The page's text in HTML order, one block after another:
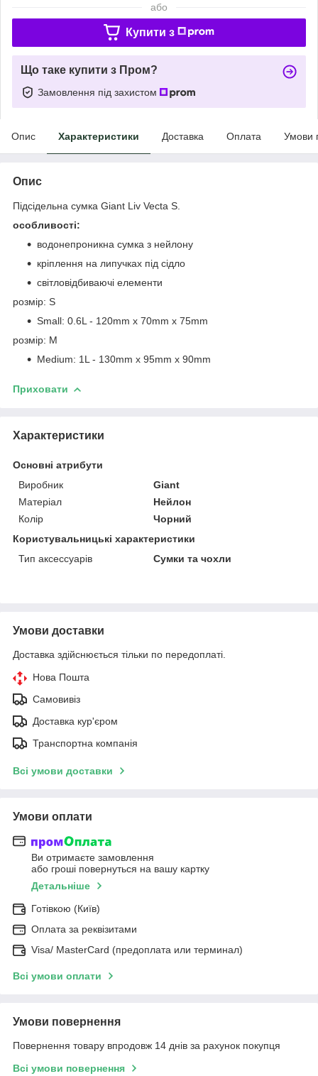
або
Купити з
Що таке купити з Пром?
Замовлення під захистом
Опис Характеристики Доставка Оплата Умови
Опис
Підсідельна сумка Giant Liv Vecta S.
особливості:
водонепроникна сумка з нейлону
кріплення на липучках під сідло
світловідбиваючі елементи
розмір: S
Small: 0.6L - 120mm x 70mm x 75mm
розмір: M
Medium: 1L - 130mm x 95mm x 90mm
Приховати
Характеристики
Основні атрибути
Виробник
Giant
Матеріал
Нейлон
Колір
Чорний
Користувальницькі характеристики
Тип аксессуарів
Сумки та чохли
Умови доставки
Доставка здійснюється тільки по передоплаті.
Нова Пошта
Самовивіз
Доставка кур'єром
Транспортна компанія
Всі умови доставки
Умови оплати
Ви отримаєте замовлення
або гроші повернуться на вашу картку
Детальніше
Готівкою (Київ)
Оплата за реквізитами
Visa/ MasterCard (предоплата или терминал)
Всі умови оплати
Умови повернення
Повернення товару впродовж 14 днів за рахунок покупця
Всі умови повернення